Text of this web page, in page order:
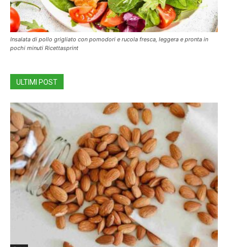
Insalata di pollo grigliato con pomodori e rucola fresca, leggera e pronta in
pochi minuti Ricettasprint
ULTIMI POST